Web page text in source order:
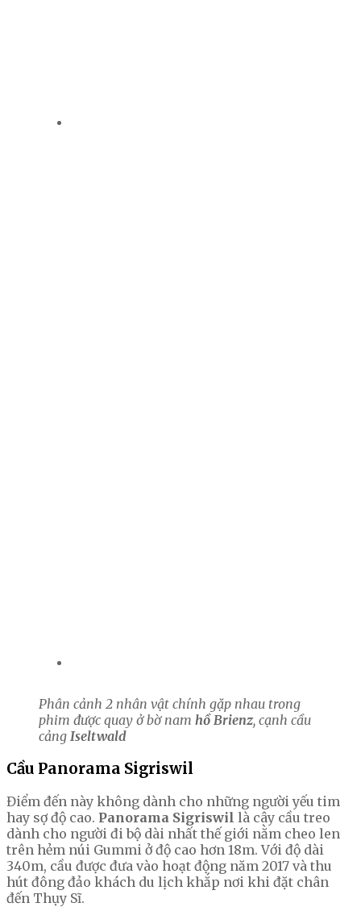
Phân cảnh 2 nhân vật chính gặp nhau trong
phim được quay ở bờ nam hồ Brienz, cạnh cầu
cảng Iseltwald
Cầu Panorama Sigriswil
Điểm đến này không dành cho những người yếu tim
hay sợ độ cao. Panorama Sigriswil là cây cầu treo
dành cho người đi bộ dài nhất thế giới nằm cheo len
trên hẻm núi Gummi ở độ cao hơn 18m. Với độ dài
340m, cầu được đưa vào hoạt động năm 2017 và thu
hút đông đảo khách du lịch khắp nơi khi đặt chân
đến Thụy Sĩ.